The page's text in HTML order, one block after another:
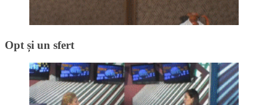
Opt și un sfert